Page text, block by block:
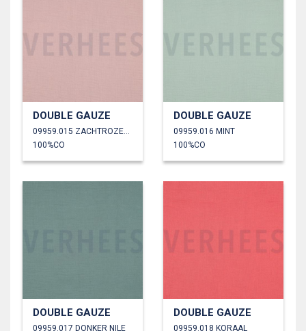
DOUBLE GAUZE
09959.015 ZACHTROZE/OUDROZE
100%CO
DOUBLE GAUZE
09959.016 MINT
100%CO
DOUBLE GAUZE
09959.017 DONKER NILE
DOUBLE GAUZE
09959.018 KORAAL